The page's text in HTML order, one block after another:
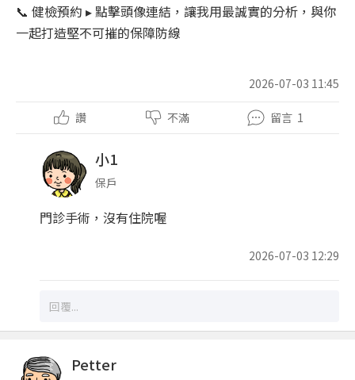
📞 健檢預約 ▸ 點擊頭像連結，讓我用最誠實的分析，與你
一起打造堅不可摧的保障防線
2026-07-03 11:45
讚 不滿 留言 1
小1
保戶
門診手術，沒有住院喔
2026-07-03 12:29
Petter